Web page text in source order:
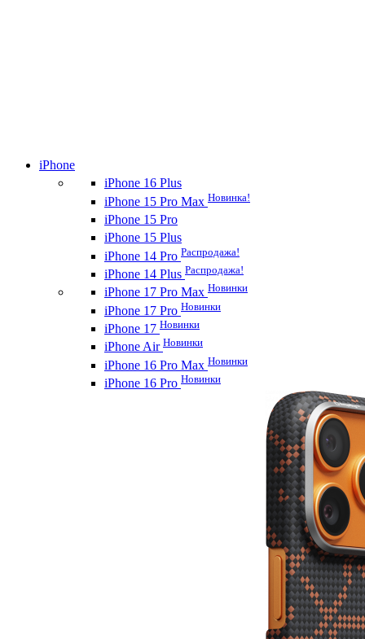
iPhone
iPhone 16 Plus
iPhone 15 Pro Max Новинка!
iPhone 15 Pro
iPhone 15 Plus
iPhone 14 Pro Распродажа!
iPhone 14 Plus Распродажа!
iPhone 17 Pro Max Новинки
iPhone 17 Pro Новинки
iPhone 17 Новинки
iPhone Air Новинки
iPhone 16 Pro Max Новинки
iPhone 16 Pro Новинки